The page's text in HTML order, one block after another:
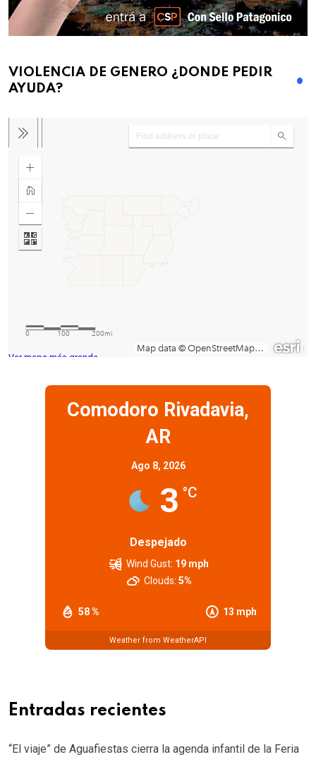
VIOLENCIA DE GENERO ¿DONDE PEDIR
AYUDA?
Ver mapa más grande
Comodoro Rivadavia,
AR
Ago 8, 2026
3 °C
Despejado
58 % 13 mph
Wind Gust: 19 mph
Clouds: 5%
Weather from WeatherAPI
Entradas recientes
“El viaje” de Aguafiestas cierra la agenda infantil de la Feria